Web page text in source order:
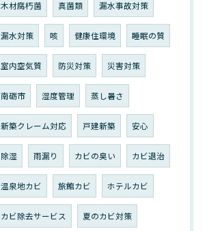
木材腐朽菌 真菌類 漏水事故対策
漏水対策 咳 健康住環境 睡眠の質
室内空気質 防災対策 災害対策
南砺市 湿度管理 蒸し暑さ
新築クレーム対応 戸建新築 安心
除湿 雨漏り カビの臭い カビ退治
温泉地カビ 旅館カビ ホテルカビ
カビ除去サービス 夏のカビ対策